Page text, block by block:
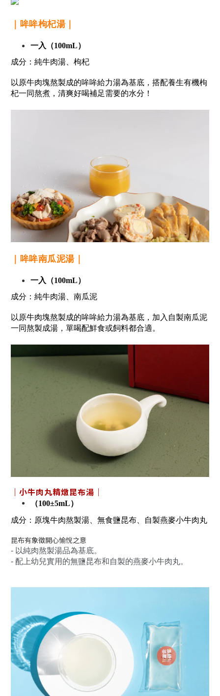
｜哞哞枸杞湯｜
一入（100mL）
成分：純牛肉湯 、枸杞
以原牛肉塊熬製成的哞哞給力湯為基底，搭配養生有機枸
杞一同熬煮，清爽好喝補足需要的水分！
｜哞哞南瓜泥湯｜
一入（100mL）
成分：純牛肉湯 、南瓜泥
以原牛肉塊熬製成的哞哞給力湯為基底，加入自製南瓜泥
一同熬製成湯，單喝配鮮食或飼料都合適。
｜小牛肉丸精燉昆布湯｜
（100±5mL）
成分：原塊牛肉熬製湯、無食鹽昆布、自製燕麥小牛肉丸
昆布有象徵開心愉悅之意
- 以純肉熬製湯品為基底。
- 配上幼兒實用的無鹽昆布和自製的燕麥小牛肉丸。